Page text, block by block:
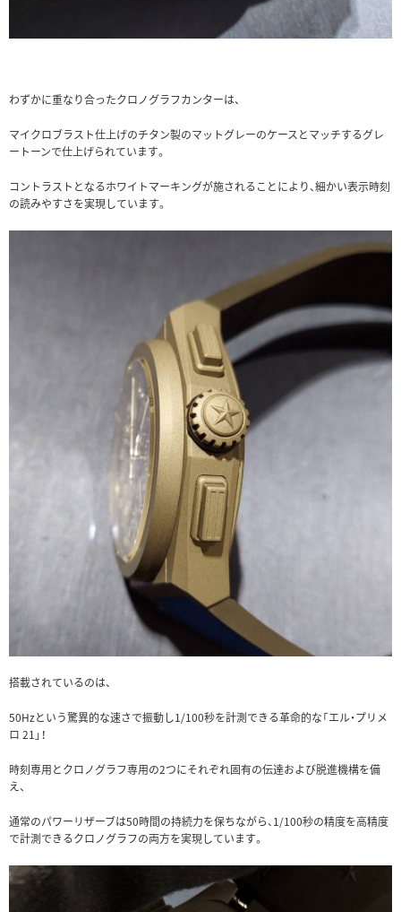
わずかに重なり合ったクロノグラフカンターは、
マイクロブラスト仕上げのチタン製のマットグレーのケースとマッチするグレ
ートーンで仕上げられています。
コントラストとなるホワイトマーキングが施されることにより、細かい表示時刻
の読みやすさを実現しています。
搭載されているのは、
50Hzという驚異的な速さで振動し1/100秒を計測できる革命的な「エル・プリメ
ロ 21」！
時刻専用とクロノグラフ専用の2つにそれぞれ固有の伝達および脱進機構を備
え、
通常のパワーリザーブは50時間の持続力を保ちながら、1/100秒の精度を高精度
で計測できるクロノグラフの両方を実現しています。